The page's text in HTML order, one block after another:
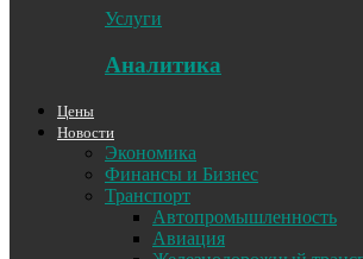
Услуги
Аналитика
Цены
Новости
Экономика
Финансы и Бизнес
Транспорт
Автопромышленность
Авиация